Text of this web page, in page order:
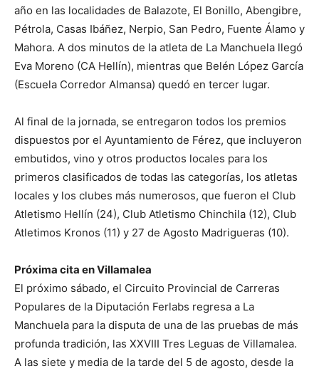
año en las localidades de Balazote, El Bonillo, Abengibre,
Pétrola, Casas Ibáñez, Nerpio, San Pedro, Fuente Álamo y
Mahora. A dos minutos de la atleta de La Manchuela llegó
Eva Moreno (CA Hellín), mientras que Belén López García
(Escuela Corredor Almansa) quedó en tercer lugar.
Al final de la jornada, se entregaron todos los premios
dispuestos por el Ayuntamiento de Férez, que incluyeron
embutidos, vino y otros productos locales para los
primeros clasificados de todas las categorías, los atletas
locales y los clubes más numerosos, que fueron el Club
Atletismo Hellín (24), Club Atletismo Chinchila (12), Club
Atletimos Kronos (11) y 27 de Agosto Madrigueras (10).
Próxima cita en Villamalea
El próximo sábado, el Circuito Provincial de Carreras
Populares de la Diputación Ferlabs regresa a La
Manchuela para la disputa de una de las pruebas de más
profunda tradición, las XXVIII Tres Leguas de Villamalea.
A las siete y media de la tarde del 5 de agosto, desde la